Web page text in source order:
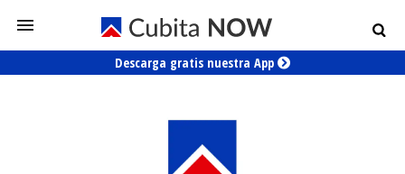
Descarga gratis nuestra App